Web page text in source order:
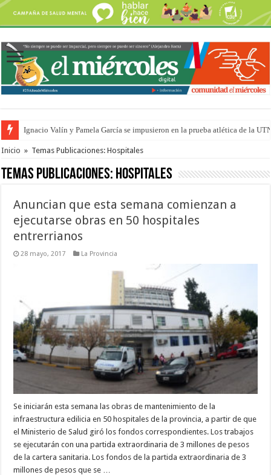
Ignacio Valín y Pamela García se impusieron en la prueba atlética de la
Traigo el litoral en mi canción: 100 años de Aníbal Sampayo
Inicio » Temas Publicaciones: Hospitales
Temas Publicaciones: Hospitales
Anuncian que esta semana comienzan a
ejecutarse obras en 50 hospitales
entrerrianos
28 mayo, 2017 La Provincia
Se iniciarán esta semana las obras de mantenimiento de la
infraestructura edilicia en 50 hospitales de la provincia, a partir de que
el Ministerio de Salud giró los fondos correspondientes. Los trabajos
se ejecutarán con una partida extraordinaria de 3 millones de pesos
de la cartera sanitaria. Los fondos de la partida extraordinaria de 3
millones de pesos que se …